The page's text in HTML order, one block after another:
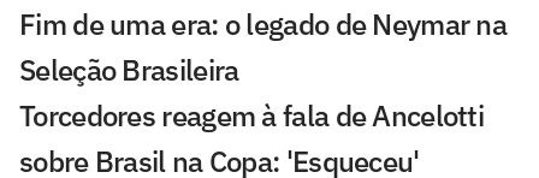
Fim de uma era: o legado de Neymar na
Seleção Brasileira
Torcedores reagem à fala de Ancelotti
sobre Brasil na Copa: 'Esqueceu'